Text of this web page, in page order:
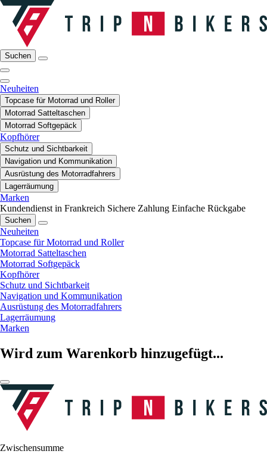
Suchen
Neuheiten
Topcase für Motorrad und Roller
Motorrad Satteltaschen
Motorrad Softgepäck
Kopfhörer
Schutz und Sichtbarkeit
Navigation und Kommunikation
Ausrüstung des Motorradfahrers
Lagerräumung
Marken
Kundendienst in Frankreich Sichere Zahlung Einfache Rückgabe
Suchen
Neuheiten
Topcase für Motorrad und Roller
Motorrad Satteltaschen
Motorrad Softgepäck
Kopfhörer
Schutz und Sichtbarkeit
Navigation und Kommunikation
Ausrüstung des Motorradfahrers
Lagerräumung
Marken
Wird zum Warenkorb hinzugefügt...
Zwischensumme